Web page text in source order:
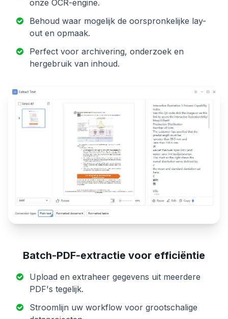
onze OCR-engine.
Behoud waar mogelijk de oorspronkelijke lay-
out en opmaak.
Perfect voor archivering, onderzoek en
hergebruik van inhoud.
Batch-PDF-extractie voor efficiëntie
Upload en extraheer gegevens uit meerdere
PDF's tegelijk.
Stroomlijn uw workflow voor grootschalige